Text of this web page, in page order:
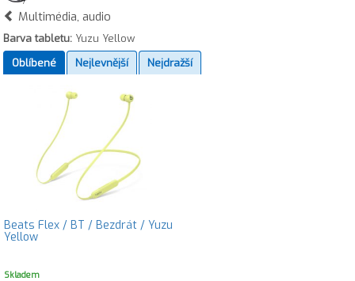
Multimédia, audio
Barva tabletu: Yuzu Yellow
Oblíbené
Nejlevnější Nejdražší
Beats Flex / BT / Bezdrát / Yuzu
Yellow
Skladem